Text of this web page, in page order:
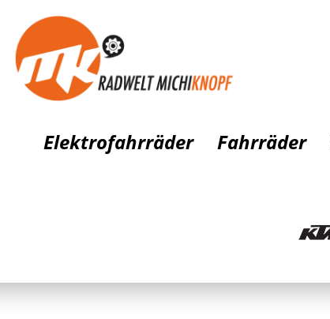
Elektrofahrräder Fahrräder